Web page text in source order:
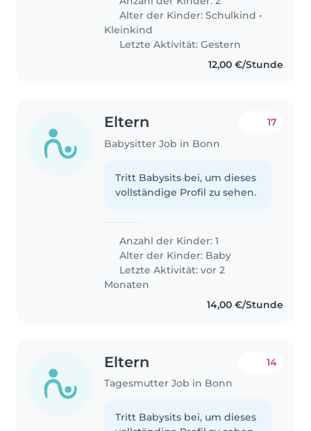
Alter der Kinder:Schulkind •
Kleinkind
Letzte Aktivität: Gestern
12,00 €/Stunde
Eltern
Babysitter Job in Bonn
17
Tritt Babysits bei, um dieses
vollständige Profil zu sehen.
Anzahl der Kinder: 1
Alter der Kinder: Baby
Letzte Aktivität: vor 2
Monaten
14,00 €/Stunde
Eltern
Tagesmutter Job in Bonn
14
Tritt Babysits bei, um dieses